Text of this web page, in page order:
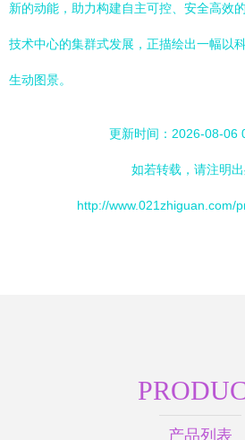
新的动能，助力构建自主可控、安全高效
技术中心的集群式发展，正描绘出一幅以
生动图景。
更新时间：2026-08-06
如若转载，请注明出
http://www.021zhiguan.com/
产品列表